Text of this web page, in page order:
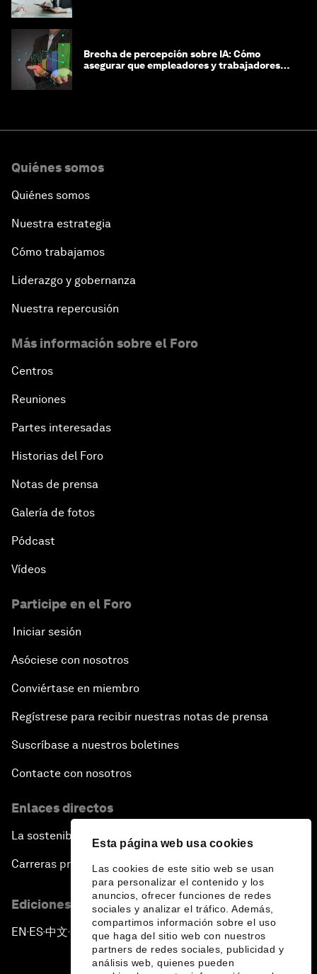
Esta página web usa cookies
Las cookies de este sitio web se usan
para personalizar el contenido y los
anuncios, ofrecer funciones de redes
sociales y analizar el tráfico. Además,
compartimos información sobre el uso
que haga del sitio web con nuestros
partners de redes sociales, publicidad y
análisis web, quienes pueden
Brecha de percepción sobre IA: Cómo
asegurar que empleadores y trabajadores
Quiénes somos
Quiénes somos
Nuestra estrategia
Cómo trabajamos
Liderazgo y gobernanza
Nuestra repercusión
Más información sobre el Foro
Centros
Reuniones
Partes interesadas
Historias del Foro
Notas de prensa
Galería de fotos
Pódcast
Vídeos
Participe en el Foro
Iniciar sesión
Asóciese con nosotros
Conviértase en miembro
Regístrese para recibir nuestras notas de prensa
Suscríbase a nuestros boletines
Contacte con nosotros
Enlaces directos
La sostenibilidad en el Foro
Carreras profesionales
Ediciones en otros idiomas
EN ▪ ES▪中文▪ 日本語